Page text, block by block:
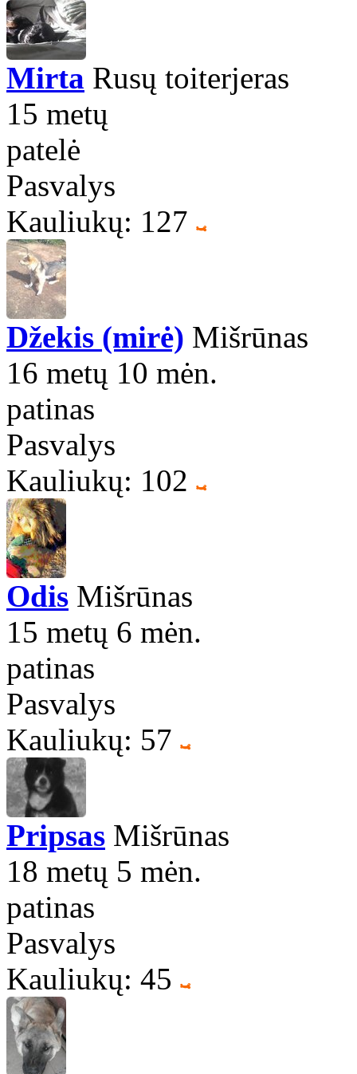
Mirta Rusų toiterjeras
15 metų
patelė
Pasvalys
Kauliukų: 127
Džekis (mirė) Mišrūnas
16 metų 10 mėn.
patinas
Pasvalys
Kauliukų: 102
Odis Mišrūnas
15 metų 6 mėn.
patinas
Pasvalys
Kauliukų: 57
Pripsas Mišrūnas
18 metų 5 mėn.
patinas
Pasvalys
Kauliukų: 45